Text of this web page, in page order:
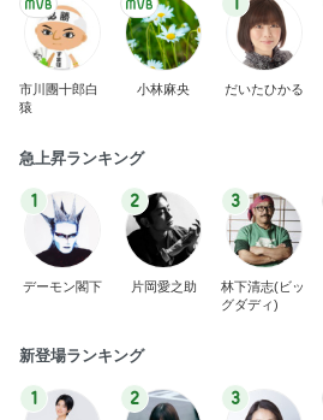
市川團十郎白
猿
小林麻央 だいたひかる
急上昇ランキング
1
デーモン閣下
2
片岡愛之助
3
林下清志(ビッ
グダディ)
新登場ランキング
1 2 3